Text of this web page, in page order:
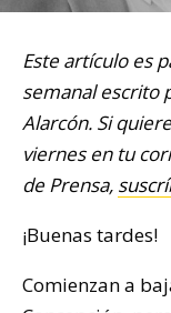
Este artículo es
semanal escrito
Alarcón. Si
viernes en tu
de Prensa,
¡Buenas tardes!
Comienzan a